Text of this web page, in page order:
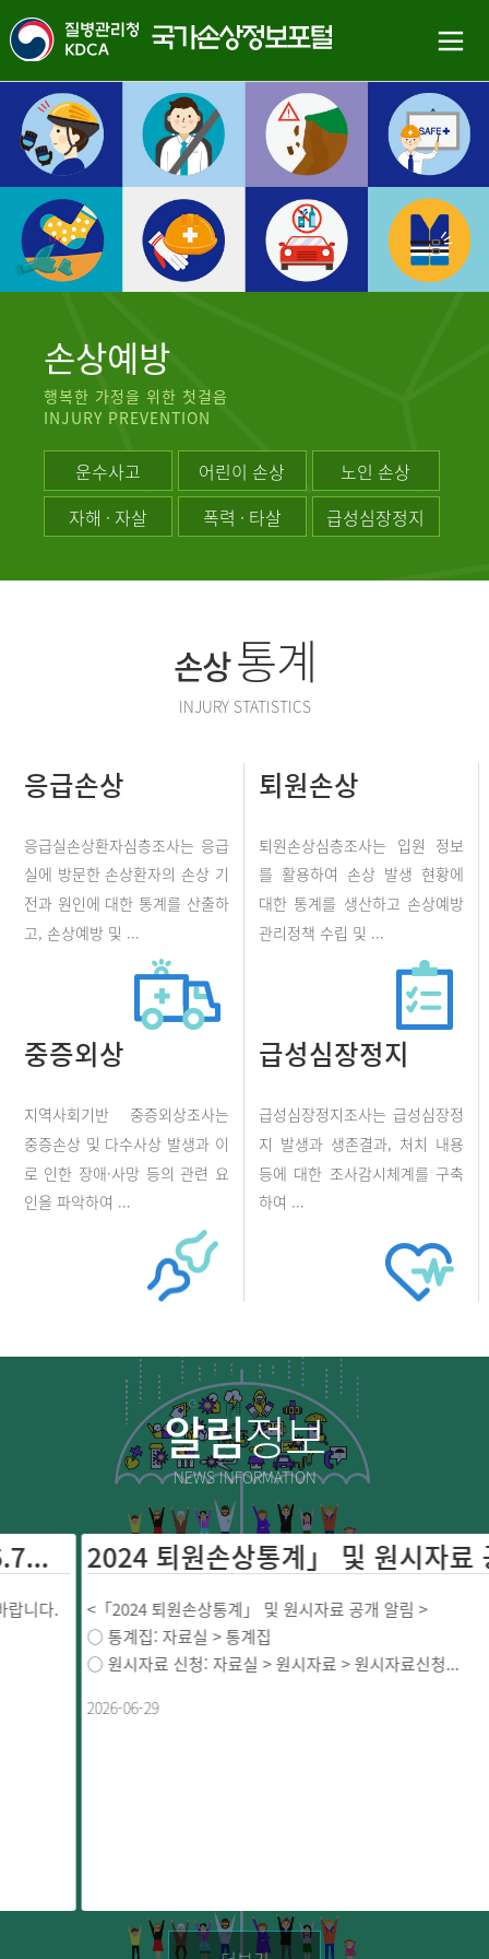
손상예방
행복한 가정을 위한 첫걸음
INJURY PREVENTION
운수사고 어린이 손상
노인 손상
자해 · 자살
폭력 · 타살 급성심장정지
손상통계
INJURY STATISTICS
응급손상
응급실손상환자심층조사는 응급
실에 방문한 손상환자의 손상 기
전과 원인에 대한 통계를 산출하
고, 손상예방 및 ...
퇴원손상
퇴원손상심층조사는 입원 정보
를 활용하여 손상 발생 현황에
대한 통계를 생산하고 손상예방
관리정책 수립 및 ...
중증외상
지역사회기반 중증외상조사는
중증손상 및 다수사상 발생과 이
로 인한 장애·사망 등의 관련 요
인을 파악하여 ...
급성심장정지
급성심장정지조사는 급성심장정
지 발생과 생존결과, 처치 내용
등에 대한 조사감시체계를 구축
하여 ...
알림정보
NEWS INFORMATION
다.
<「2024 퇴원손상통계」 및 원시자료 공개 알림 >
○ 통계집: 자료실 > 통계집
○ 원시자료 신청: 자료실 > 원시자료 > 원시자료신청...
2026-06-29